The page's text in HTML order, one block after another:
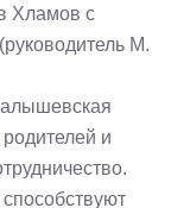
Хламов с
М.
и